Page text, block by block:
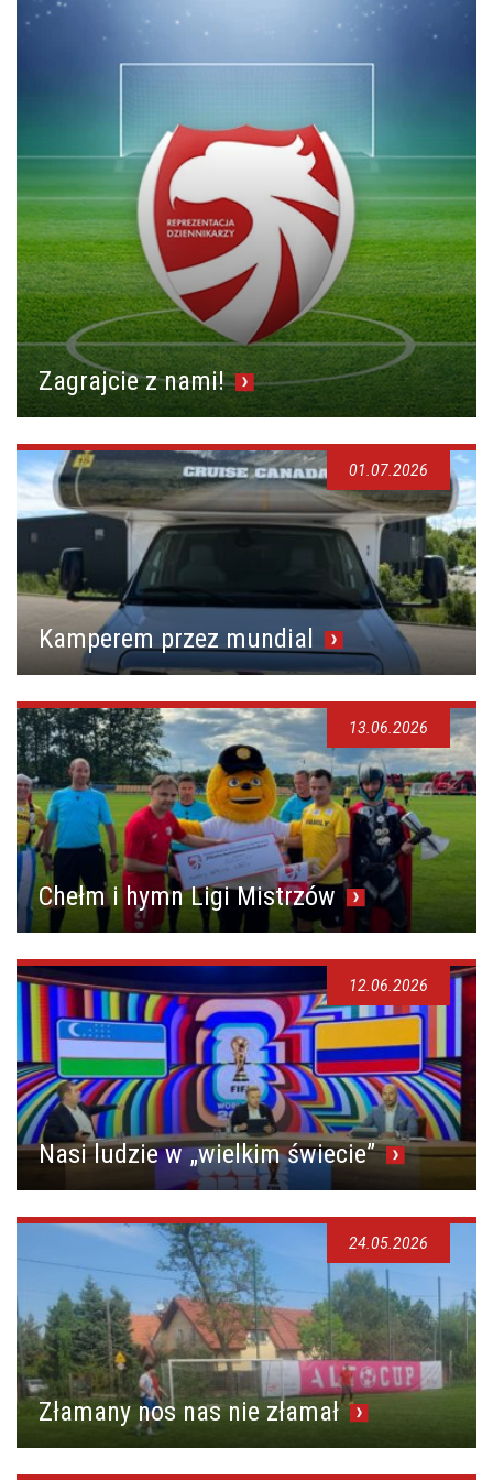
Zagrajcie z nami!
Kamperem przez mundial
01.07.2026
Chełm i hymn Ligi Mistrzów
13.06.2026
Nasi ludzie w „wielkim świecie”
12.06.2026
Złamany nos nas nie złamał
24.05.2026